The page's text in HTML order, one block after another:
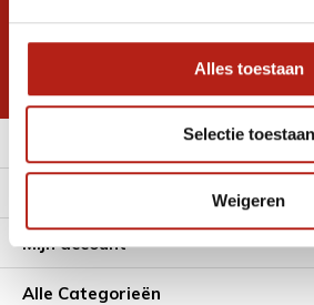
Alles toestaan
Selectie toestaan
Weigeren
* Lees hier de wettelijke beperkingen
Mijn account
Alle Categorieën